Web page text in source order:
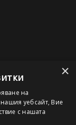
×
на
уебсайт, Вие
с нашата